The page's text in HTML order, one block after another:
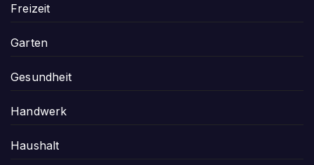
Freizeit
Garten
Gesundheit
Handwerk
Haushalt